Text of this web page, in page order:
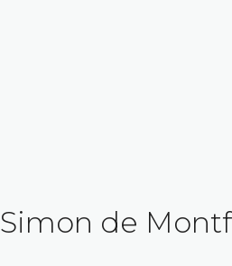
Simon de